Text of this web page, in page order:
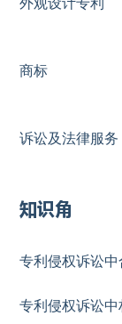
外观设计专利
商标
诉讼及法律服务
知识角
专利侵权诉讼
专利侵权诉讼